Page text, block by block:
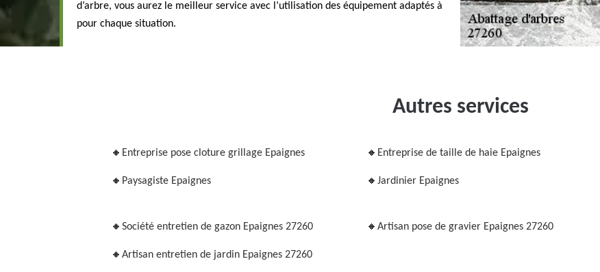
d’arbre, vous aurez le meilleur service avec l’utilisation des équipement adaptés à
pour chaque situation.
Autres services
Entreprise pose cloture grillage Epaignes Entreprise de taille de haie Epaignes
Paysagiste Epaignes Jardinier Epaignes
Société entretien de gazon Epaignes 27260 Artisan pose de gravier Epaignes 27260
Artisan entretien de jardin Epaignes 27260